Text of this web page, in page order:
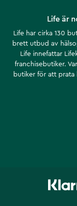
Life är
Life har cirka 130
brett utbud av
Life innefattar
franchisebutiker.
butiker för att prata